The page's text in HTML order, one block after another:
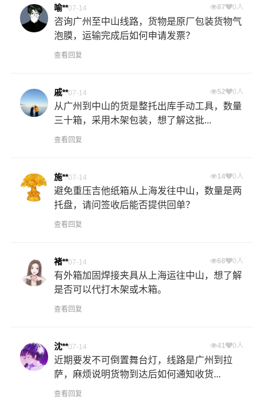
喻**07-14 87 0人
咨询广州至中山线路，货物是原厂包装货物气
泡膜，运输完成后如何申请发票？
查看回复
戚**07-14 52 0人
从广州到中山的货是整托出库手动工具，数量
三十箱，采用木架包装，想了解这批...
查看回复
施**07-14 14 0人
避免重压吉他纸箱从上海发往中山，数量是两
托盘，请问签收后能否提供回单？
查看回复
褚**07-14 68 0人
有外箱加固焊接夹具从上海运往中山，想了解
是否可以代打木架或木箱。
查看回复
沈**07-14 41 0人
近期要发不可倒置舞台灯，线路是广州到拉
萨，麻烦说明货物到达后如何通知收货...
查看回复